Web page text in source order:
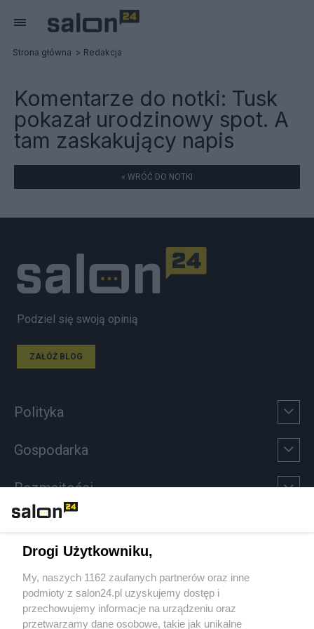
Strona główna Redakcja
Komentarze do notki: Tusk
pokazał urodzinowy spot. A
tam zaskakujący napis
« WRÓĆ DO NOTKI
Podziel się swoją opinią
ZAŁÓŻ BLOG
Polityka
Gospodarka
Rozmaitości
Sport
Społeczeństwo
Drogi Użytkowniku,
My, naszych 1162 zaufanych partnerów oraz inne
podmioty z salon24.pl uzyskujemy dostęp i
przechowujemy informacje na urządzeniu oraz
przetwarzamy dane osobowe, takie jak unikalne